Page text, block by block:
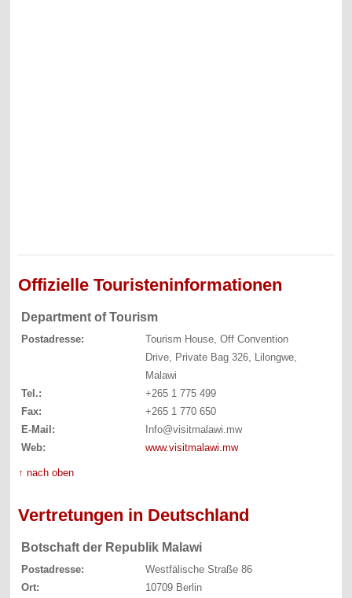
Offizielle Touristeninformationen
Department of Tourism
Postadresse:
Tourism House, Off Convention
Drive, Private Bag 326, Lilongwe,
Malawi
Tel.:
+265 1 775 499
Fax:
+265 1 770 650
E-Mail:
Info@visitmalawi.mw
Web:
www.visitmalawi.mw
↑ nach oben
Vertretungen in Deutschland
Botschaft der Republik Malawi
Postadresse:
Westfälische Straße 86
Ort:
10709 Berlin